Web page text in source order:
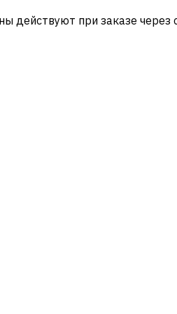
действуют при заказе